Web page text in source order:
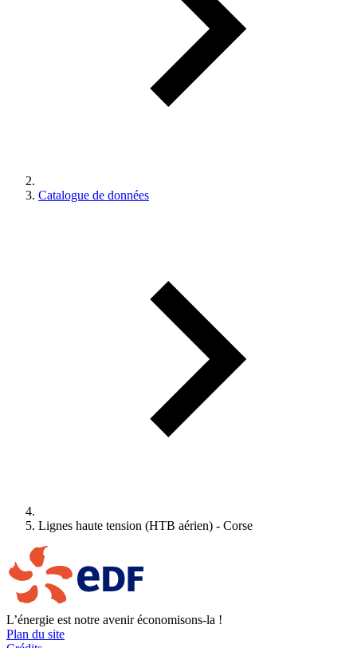
Catalogue de données
Lignes haute tension (HTB aérien) - Corse
L’énergie est notre avenir économisons-la !
Plan du site